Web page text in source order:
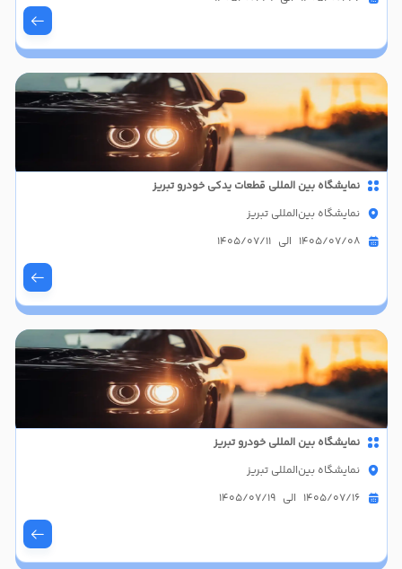
نمایشگاه بین المللی قطعات یدکی خودرو تبریز
نمایشگاه بین‌المللی تبریز
1405/07/08 الی 1405/07/11
نمایشگاه بین المللی خودرو تبریز
نمایشگاه بین‌المللی تبریز
1405/07/16 الی 1405/07/19